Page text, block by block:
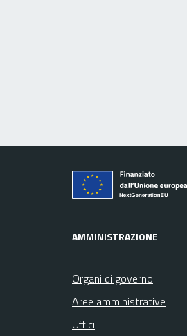
AMMINISTRAZIONE
Organi di governo
Aree amministrative
Uffici